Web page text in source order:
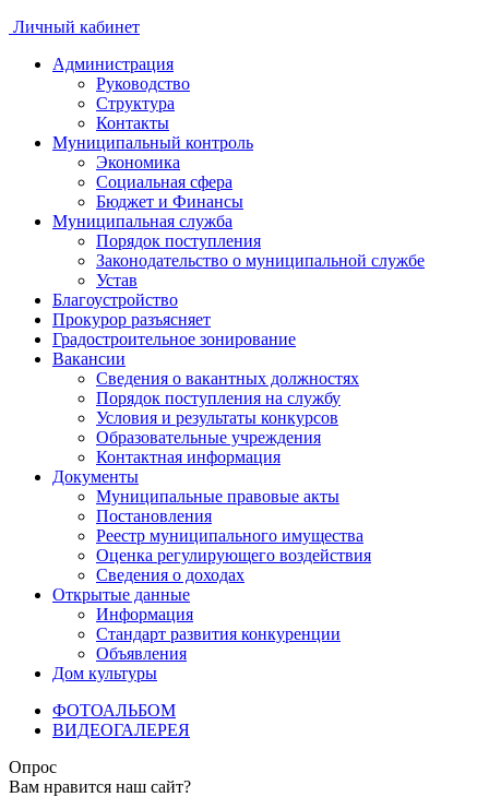
Личный кабинет
Администрация
Руководство
Структура
Контакты
Муниципальный контроль
Экономика
Социальная сфера
Бюджет и Финансы
Муниципальная служба
Порядок поступления
Законодательство о муниципальной службе
Устав
Благоустройство
Прокурор разъясняет
Градостроительное зонирование
Вакансии
Сведения о вакантных должностях
Порядок поступления на службу
Условия и результаты конкурсов
Образовательные учреждения
Контактная информация
Документы
Муниципальные правовые акты
Постановления
Реестр муниципального имущества
Оценка регулирующего воздействия
Сведения о доходах
Открытые данные
Информация
Стандарт развития конкуренции
Объявления
Дом культуры
ФОТОАЛЬБОМ
ВИДЕОГАЛЕРЕЯ
Опрос
Вам нравится наш сайт?